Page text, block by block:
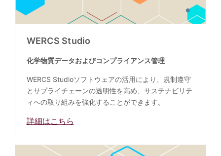
WERCS Studio
化学物質データおよびコンプライアンス管理
WERCS Studioソフトウェアの活用により、規制遵守
とサプライチェーンの透明性を高め、サステナビリテ
ィへの取り組みを強化することができます。
詳細はこちら